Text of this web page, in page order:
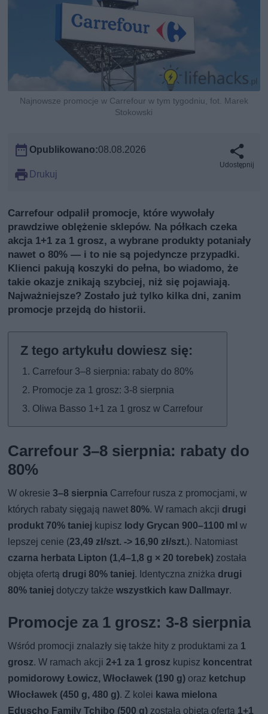
Najnowsze promocje w Carrefour w tym tygodniu, fot. Marek
Stokowski
Opublikowano:08.08.2026
Drukuj
Udostępnij
Carrefour odpalił promocje, które wywołały
prawdziwe oblężenie sklepów. Na półkach czeka
akcja 1+1 za 1 grosz, a wybrane produkty potaniały
nawet o 80% — i to nie są pojedyncze przypadki.
Klienci pakują koszyki do pełna, bo wiadomo, że
takie okazje znikają szybciej, niż się pojawiają.
Najważniejsze? Zostało już tylko kilka dni, zanim
promocje przejdą do historii.
Carrefour 3–8 sierpnia: rabaty do 80%
Promocje za 1 grosz: 3-8 sierpnia
Oliwa Basso 1+1 za 1 grosz w Carrefour
Carrefour 3–8 sierpnia: rabaty do
80%
W okresie3–8 sierpnia Carrefour rusza z promocjami, w
których rabaty sięgają nawet80%. W ramach akcji drugi
produkt 70% taniej kupisz lody Grycan 900–1100 ml w
lepszej cenie (23,49 zł/szt. -> 16,90 zł/szt.). Natomiast
czarna herbata Lipton (1,4–1,8 g × 20 torebek) została
objęta ofertą drugi 80% taniej. Identyczna zniżka drugi
80% taniej dotyczy takżewszystkich kaw Dallmayr.
Promocje za 1 grosz: 3-8 sierpnia
Wśród promocji znalazły się także hity z produktami za 1
grosz. W ramach akcji2+1 za 1 grosz kupisz koncentrat
pomidorowy Łowicz, Włocławek (190 g) oraz ketchup
Włocławek (450 g, 480 g). Z kolei kawa mielona
Eduscho Family Tchibo (500 g) została objęta ofertą 1+1